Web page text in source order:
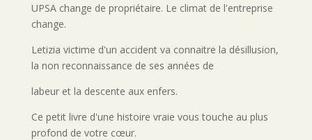
UPSA change de propriétaire. Le climat de l'entreprise
change.
Letizia victime d'un accident va connaitre la désillusion,
la non reconnaissance de ses années de
labeur et la descente aux enfers.
Ce petit livre d'une histoire vraie vous touche au plus
profond de votre cœur.